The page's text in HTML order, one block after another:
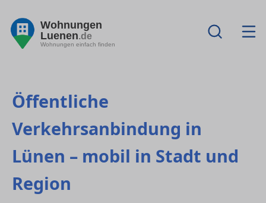
Wohnungen
Luenen.de
Wohnungen einfach finden
Öffentliche
Verkehrsanbindung in
Lünen – mobil in Stadt und
Region